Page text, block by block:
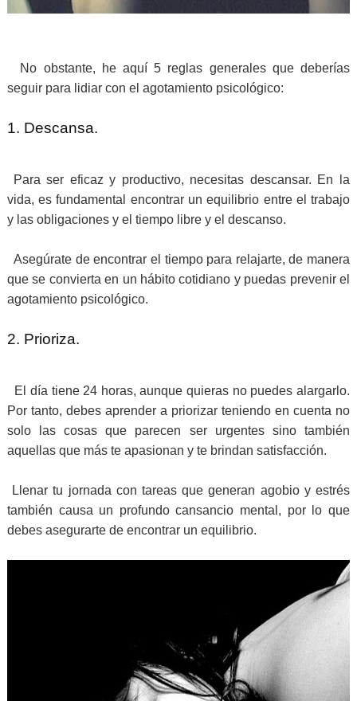
No obstante, he aquí 5 reglas generales que deberías
seguir para lidiar con el agotamiento psicológico:
1. Descansa.
Para ser eficaz y productivo, necesitas descansar. En la
vida, es fundamental encontrar un equilibrio entre el trabajo
y las obligaciones y el tiempo libre y el descanso.
Asegúrate de encontrar el tiempo para relajarte, de manera
que se convierta en un hábito cotidiano y puedas prevenir el
agotamiento psicológico.
2. Prioriza.
El día tiene 24 horas, aunque quieras no puedes alargarlo.
Por tanto, debes aprender a priorizar teniendo en cuenta no
solo las cosas que parecen ser urgentes sino también
aquellas que más te apasionan y te brindan satisfacción.
Llenar tu jornada con tareas que generan agobio y estrés
también causa un profundo cansancio mental, por lo que
debes asegurarte de encontrar un equilibrio.